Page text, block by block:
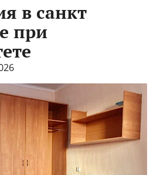
в санкт
при